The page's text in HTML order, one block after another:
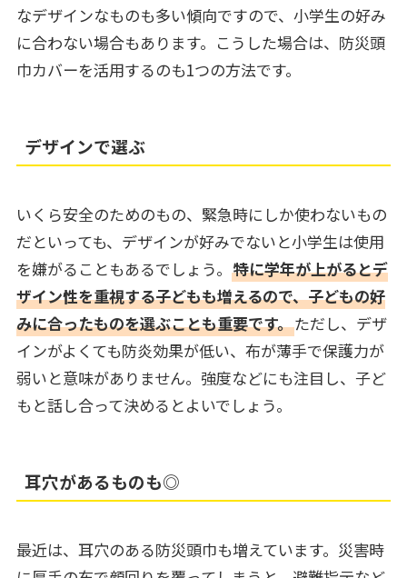
なデザインなものも多い傾向ですので、小学生の好み
に合わない場合もあります。こうした場合は、防災頭
巾カバーを活用するのも1つの方法です。
デザインで選ぶ
いくら安全のためのもの、緊急時にしか使わないもの
だといっても、デザインが好みでないと小学生は使用
を嫌がることもあるでしょう。 特に学年が上がるとデ
ザイン性を重視する子どもも増えるので、子どもの好
みに合ったものを選ぶことも重要です。ただし、デザ
インがよくても防炎効果が低い、布が薄手で保護力が
弱いと意味がありません。強度などにも注目し、子ど
もと話し合って決めるとよいでしょう。
耳穴があるものも◎
最近は、耳穴のある防災頭巾も増えています。災害時